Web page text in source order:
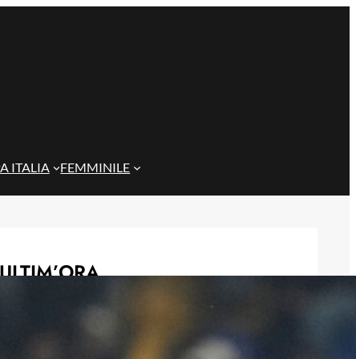
ITALIA FEMMINILE
ULTIM’ORA
Gazzi e il legame con Bari: “Sempre